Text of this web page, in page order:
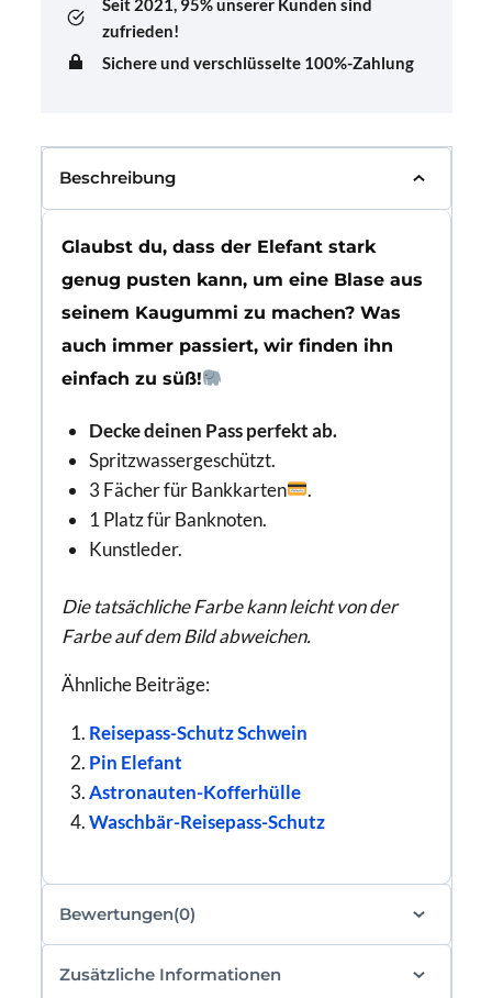
Seit 2021, 95% unserer Kunden sind
zufrieden!
Sichere und verschlüsselte 100%-Zahlung
Beschreibung
Glaubst du, dass der Elefant stark
genug pusten kann, um eine Blase aus
seinem Kaugummi zu machen? Was
auch immer passiert, wir finden ihn
einfach zu süß!
Decke deinen Pass perfekt ab.
Spritzwassergeschützt.
3 Fächer für Bankkarten
.
1 Platz für Banknoten.
Kunstleder.
Die tatsächliche Farbe kann leicht von der
Farbe auf dem Bild abweichen.
Ähnliche Beiträge:
Reisepass-Schutz Schwein
Pin Elefant
Astronauten-Kofferhülle
Waschbär-Reisepass-Schutz
Bewertungen(0)
Zusätzliche Informationen